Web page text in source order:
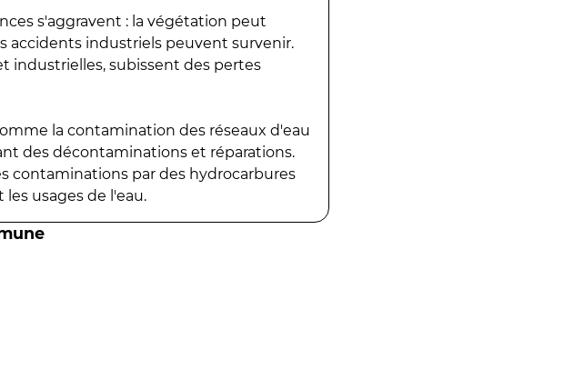
s'aggravent : la végétation peut
accidents industriels peuvent survenir.
industrielles, subissent des pertes
la contamination des réseaux d'eau
des décontaminations et réparations.
contaminations par des hydrocarbures
usages de l'eau.